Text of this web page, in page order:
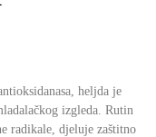
heljda je
izgleda. Rutin
radikale, djeluje zaštitno